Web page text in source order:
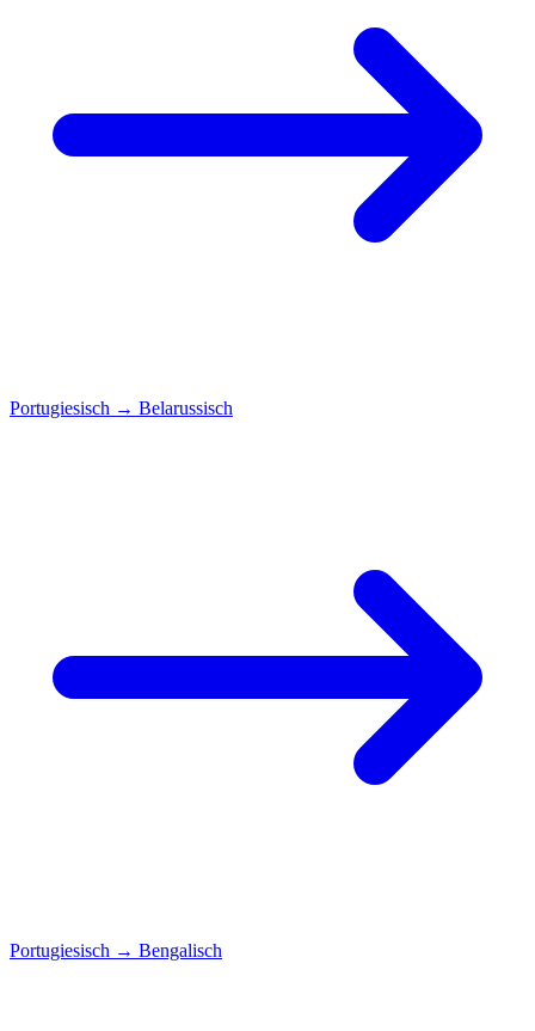
Portugiesisch → Belarussisch
Portugiesisch → Bengalisch